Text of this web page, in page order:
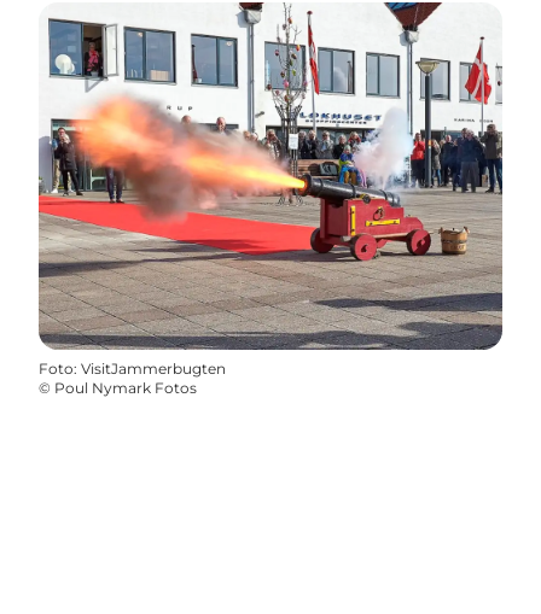
Foto: VisitJammerbugten
© Poul Nymark Fotos